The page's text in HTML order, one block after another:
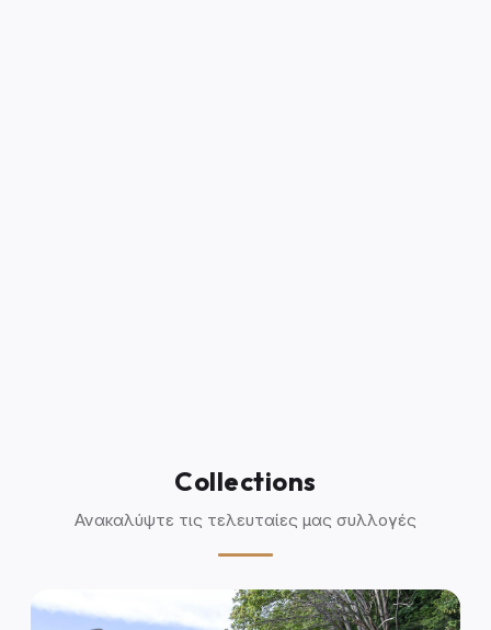
Collections
Ανακαλύψτε τις τελευταίες μας συλλογές